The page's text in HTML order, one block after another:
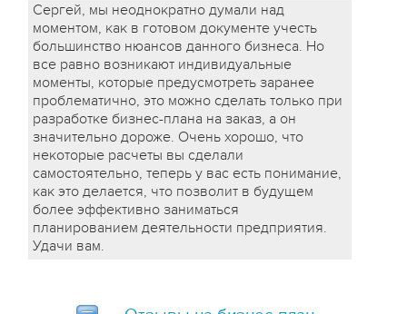
Сергей, мы неоднократно думали над
моментом, как в готовом документе учесть
большинство нюансов данного бизнеса. Но
все равно возникают индивидуальные
моменты, которые предусмотреть заранее
проблематично, это можно сделать только при
разработке бизнес-плана на заказ, а он
значительно дороже. Очень хорошо, что
некоторые расчеты вы сделали
самостоятельно, теперь у вас есть понимание,
как это делается, что позволит в будущем
более эффективно заниматься
планированием деятельности предприятия.
Удачи вам.